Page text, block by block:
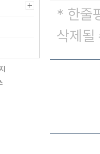
* 한줄
삭제될